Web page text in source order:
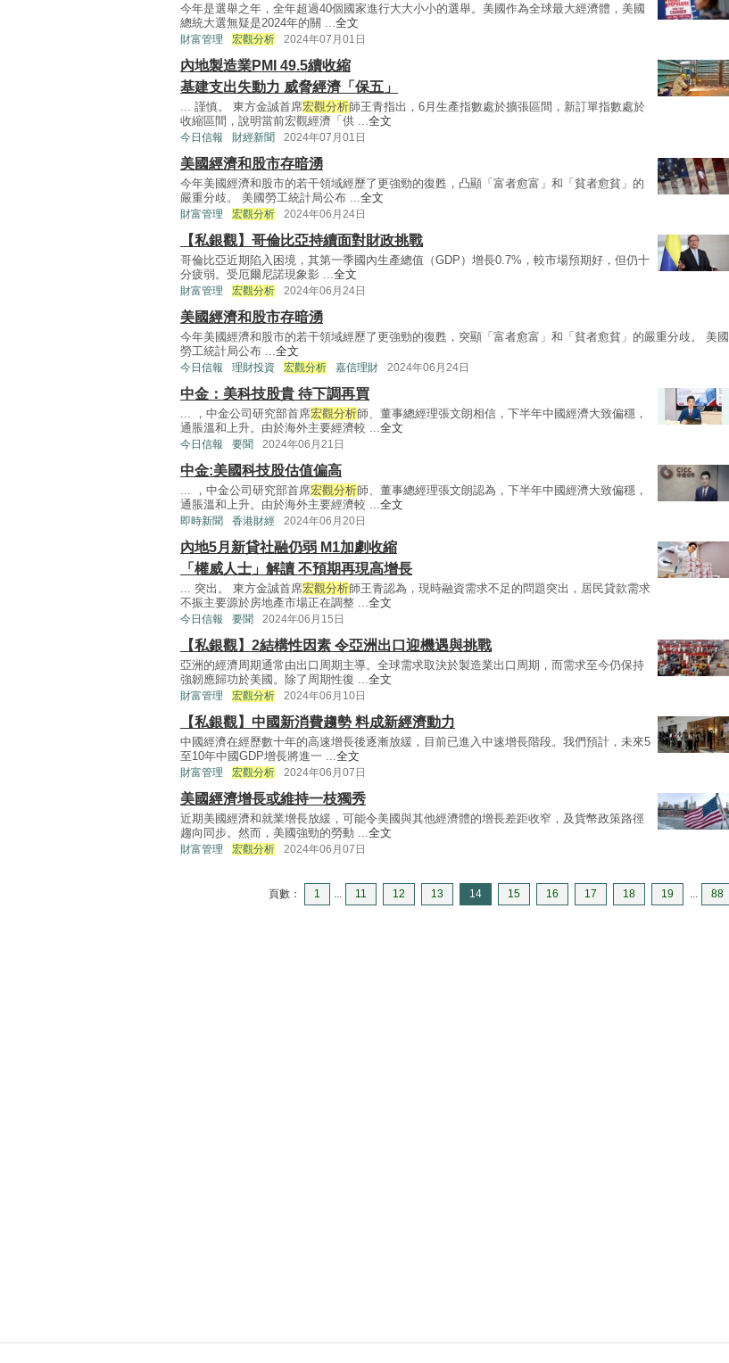
今年是選舉之年，全年超過40個國家進行大大小小的選舉。美國作為全球最大經濟體，美國
總統大選無疑是2024年的關 ... 全文
財富管理 宏觀分析 2024年07月01日
內地製造業PMI 49.5續收縮
基建支出失動力 威脅經濟「保五」
... 謹慎。 東方金誠首席宏觀分析師王青指出，6月生產指數處於擴張區間，新訂單指數處於
收縮區間，說明當前宏觀經濟「供 ... 全文
今日信報 財經新聞 2024年07月01日
美國經濟和股市存暗湧
今年美國經濟和股市的若干領域經歷了更強勁的復甦，凸顯「富者愈富」和「貧者愈貧」的
嚴重分歧。 美國勞工統計局公布 ... 全文
財富管理 宏觀分析 2024年06月24日
【私銀觀】哥倫比亞持續面對財政挑戰
哥倫比亞近期陷入困境，其第一季國內生產總值（GDP）增長0.7%，較市場預期好，但仍十
分疲弱。受厄爾尼諾現象影 ... 全文
財富管理 宏觀分析 2024年06月24日
美國經濟和股市存暗湧
今年美國經濟和股市的若干領域經歷了更強勁的復甦，突顯「富者愈富」和「貧者愈貧」的嚴重分歧。 美國
勞工統計局公布 ... 全文
今日信報 理財投資 宏觀分析 嘉信理財 2024年06月24日
中金：美科技股貴 待下調再買
... ，中金公司研究部首席宏觀分析師、董事總經理張文朗相信，下半年中國經濟大致偏穩，
通脹溫和上升。由於海外主要經濟較 ... 全文
今日信報 要聞 2024年06月21日
中金:美國科技股估值偏高
... ，中金公司研究部首席宏觀分析師、董事總經理張文朗認為，下半年中國經濟大致偏穩，
通脹溫和上升。由於海外主要經濟較 ... 全文
即時新聞 香港財經 2024年06月20日
內地5月新貸社融仍弱 M1加劇收縮
「權威人士」解讀 不預期再現高增長
... 突出。 東方金誠首席宏觀分析師王青認為，現時融資需求不足的問題突出，居民貸款需求
不振主要源於房地產市場正在調整 ... 全文
今日信報 要聞 2024年06月15日
【私銀觀】2結構性因素 令亞洲出口迎機遇與挑戰
亞洲的經濟周期通常由出口周期主導。全球需求取決於製造業出口周期，而需求至今仍保持
強韌應歸功於美國。除了周期性復 ... 全文
財富管理 宏觀分析 2024年06月10日
【私銀觀】中國新消費趨勢 料成新經濟動力
中國經濟在經歷數十年的高速增長後逐漸放緩，目前已進入中速增長階段。我們預計，未來5
至10年中國GDP增長將進一 ... 全文
財富管理 宏觀分析 2024年06月07日
美國經濟增長或維持一枝獨秀
近期美國經濟和就業增長放緩，可能令美國與其他經濟體的增長差距收窄，及貨幣政策路徑
趨向同步。然而，美國強勁的勞動 ... 全文
財富管理 宏觀分析 2024年06月07日
頁數： 1 11 12 13 14 15 16 17 18 19 88